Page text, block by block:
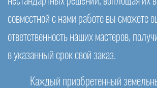
совместной с нами работе вы сможете
ответственность наших мастеров,
в указанный срок свой заказ.
Каждый приобретенный